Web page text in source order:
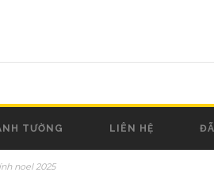
TƯỜNG LIÊN HỆ
noel 2025